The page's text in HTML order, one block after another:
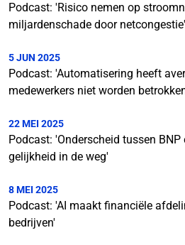
Podcast: 'Risico nemen op
miljardenschade door netcongestie'
5 JUN 2025
Podcast: 'Automatisering heeft
medewerkers niet worden
22 MEI 2025
Podcast: 'Onderscheid tussen
gelijkheid in de weg'
8 MEI 2025
Podcast: 'AI maakt financiële
bedrijven'